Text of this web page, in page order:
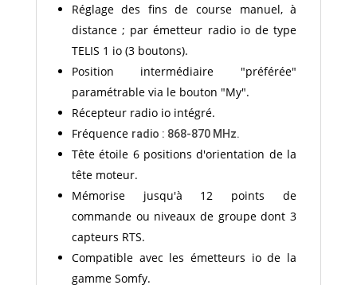
Réglage des fins de course manuel, à
distance ; par émetteur radio io de type
TELIS 1 io (3 boutons).
Position intermédiaire "préférée"
paramétrable via le bouton "My".
Récepteur radio io intégré.
Fréquence radio : 868-870 MHz.
Tête étoile 6 positions d'orientation de la
tête moteur.
Mémorise jusqu'à 12 points de
commande ou niveaux de groupe dont 3
capteurs RTS.
Compatible avec les émetteurs io de la
gamme Somfy.